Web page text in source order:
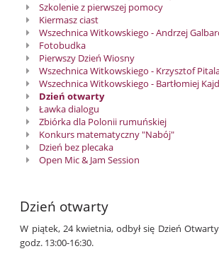
Szkolenie z pierwszej pomocy
Kiermasz ciast
Wszechnica Witkowskiego - Andrzej
Fotobudka
Pierwszy Dzień Wiosny
Wszechnica Witkowskiego - Krzysztof
Wszechnica Witkowskiego - Bartłomiej
Dzień otwarty
Ławka dialogu
Zbiórka dla Polonii rumuńskiej
Konkurs matematyczny "Nabój"
Dzień bez plecaka
Open Mic & Jam Session
Dzień otwarty
W piątek, 24 kwietnia, odbył się Dzień
godz. 13:00-16:30.